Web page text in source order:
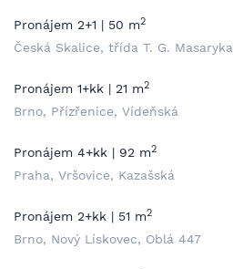
Pronájem 2+1 | 50 m2
Česká Skalice, třída T. G. Masaryka
Pronájem 1+kk | 21 m2
Brno, Přízřenice, Vídeňská
Pronájem 4+kk | 92 m2
Praha, Vršovice, Kazašská
Pronájem 2+kk | 51 m2
Brno, Nový Lískovec, Oblá 447